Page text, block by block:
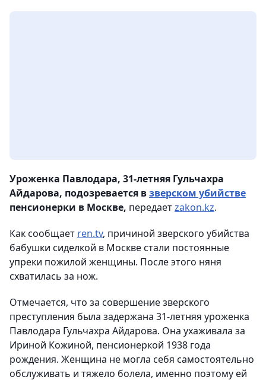
Уроженка Павлодара, 31-летняя Гульчахра
Айдарова, подозревается взверском убийстве
пенсионерки в Москве, передаетzakon.kz.
Как сообщает ren.tv, причиной зверского убийства
бабушки сиделкой в Москве стали постоянные
упреки пожилой женщины. После этого няня
схватилась за нож.
Отмечается, что за совершение зверского
преступления была задержана 31-летняя уроженка
Павлодара Гульчахра Айдарова. Она ухаживала за
Ириной Кожиной, пенсионеркой 1938 года
рождения. Женщина не могла себя самостоятельно
обслуживать и тяжело болела, именно поэтому ей